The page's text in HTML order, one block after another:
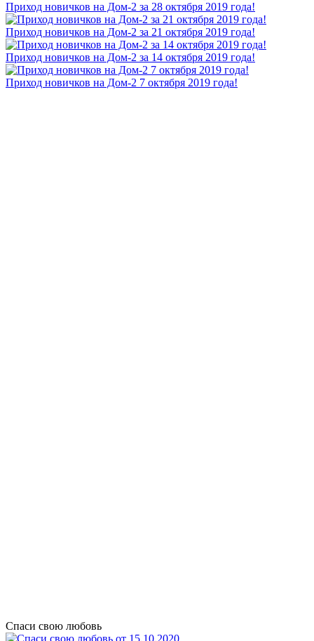
Приход новичков на Дом-2 за 28 октября 2019 года!
Приход новичков на Дом-2 за 21 октября 2019 года!
Приход новичков на Дом-2 за 14 октября 2019 года!
Приход новичков на Дом-2 7 октября 2019 года!
Спаси свою любовь